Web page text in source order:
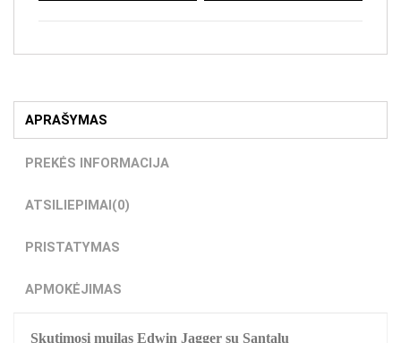
APRAŠYMAS
PREKĖS INFORMACIJA
ATSILIEPIMAI(0)
PRISTATYMAS
APMOKĖJIMAS
Skutimosi muilas Edwin Jagger su Santalu